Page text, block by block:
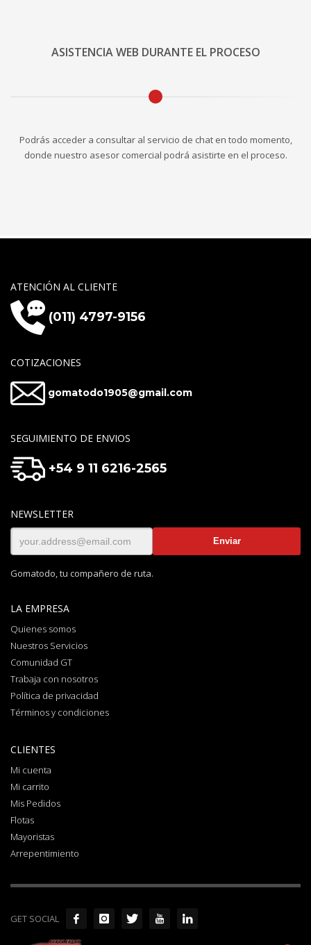
ASISTENCIA WEB DURANTE EL PROCESO
Podrás acceder a consultar al servicio de chat en todo momento,
donde nuestro asesor comercial podrá asistirte en el proceso.
ATENCIÓN AL CLIENTE
(011) 4797-9156
COTIZACIONES
gomatodo1905@gmail.com
SEGUIMIENTO DE ENVIOS
+54 9 11 6216-2565
NEWSLETTER
Gomatodo, tu compañero de ruta.
LA EMPRESA
Quienes somos
Nuestros Servicios
Comunidad GT
Trabaja con nosotros
Política de privacidad
Términos y condiciones
CLIENTES
Mi cuenta
Mi carrito
Mis Pedidos
Flotas
Mayoristas
Arrepentimiento
GET SOCIAL